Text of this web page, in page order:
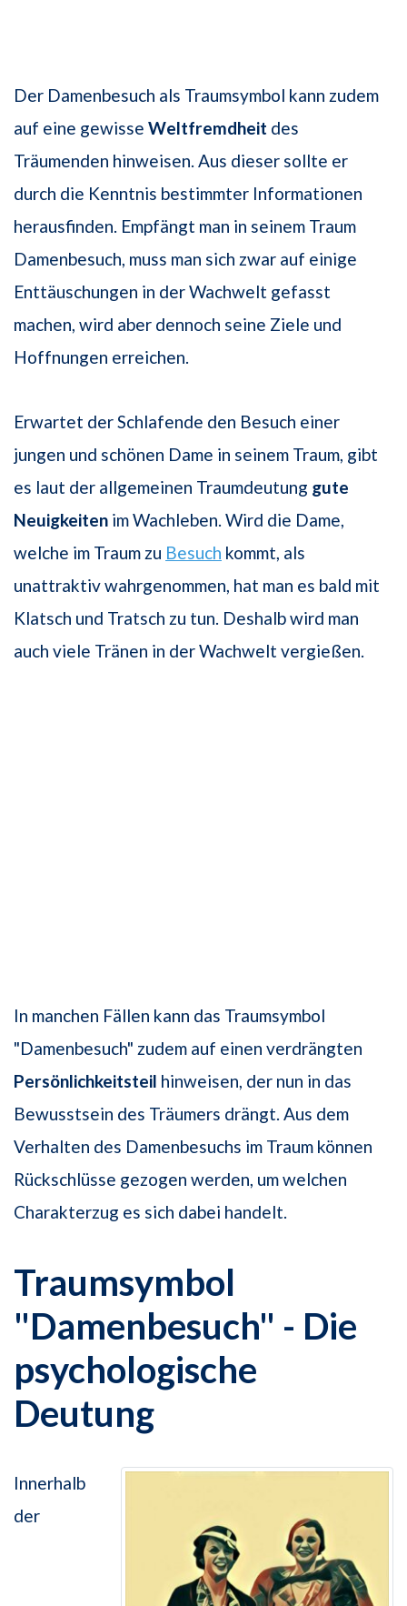
Der Damenbesuch als Traumsymbol kann zudem
auf eine gewisse Weltfremdheit des
Träumenden hinweisen. Aus dieser sollte er
durch die Kenntnis bestimmter Informationen
herausfinden. Empfängt man in seinem Traum
Damenbesuch, muss man sich zwar auf einige
Enttäuschungen in der Wachwelt gefasst
machen, wird aber dennoch seine Ziele und
Hoffnungen erreichen.
Erwartet der Schlafende den Besuch einer
jungen und schönen Dame in seinem Traum, gibt
es laut der allgemeinen Traumdeutung gute
Neuigkeiten im Wachleben. Wird die Dame,
welche im Traum zu Besuch kommt, als
unattraktiv wahrgenommen, hat man es bald mit
Klatsch und Tratsch zu tun. Deshalb wird man
auch viele Tränen in der Wachwelt vergießen.
In manchen Fällen kann das Traumsymbol
"Damenbesuch" zudem auf einen verdrängten
Persönlichkeitsteil hinweisen, der nun in das
Bewusstsein des Träumers drängt. Aus dem
Verhalten des Damenbesuchs im Traum können
Rückschlüsse gezogen werden, um welchen
Charakterzug es sich dabei handelt.
Traumsymbol
"Damenbesuch" - Die
psychologische
Deutung
Innerhalb
der